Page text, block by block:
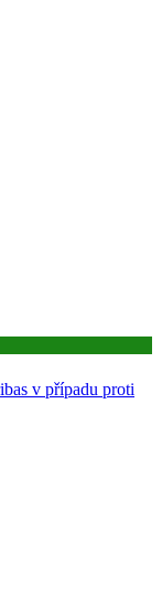
v případu proti